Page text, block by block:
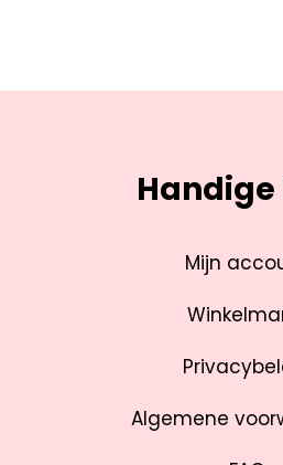
Mijn
Algemene